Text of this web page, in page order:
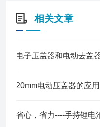
相关文章
电子压盖器和电动去盖
20mm电动压盖器的应用
省心，省力----手持锂电